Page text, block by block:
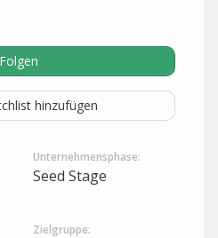
Folgen
hinzufügen
Unternehmensphase:
Seed Stage
Zielgruppe: